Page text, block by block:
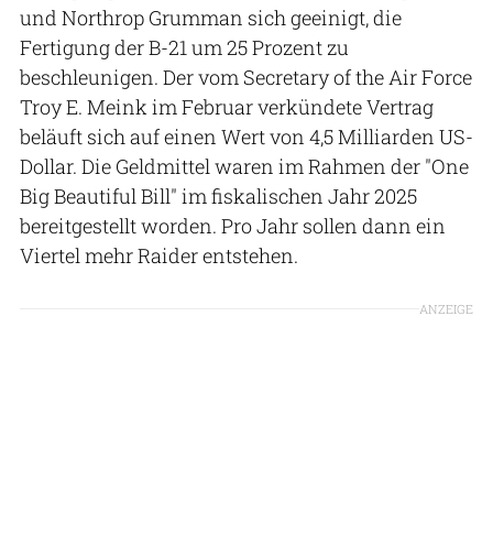
und Northrop Grumman sich geeinigt, die
Fertigung der B-21 um 25 Prozent zu
beschleunigen. Der vom Secretary of the Air Force
Troy E. Meink im Februar verkündete Vertrag
beläuft sich auf einen Wert von 4,5 Milliarden US-
Dollar. Die Geldmittel waren im Rahmen der "One
Big Beautiful Bill" im fiskalischen Jahr 2025
bereitgestellt worden. Pro Jahr sollen dann ein
Viertel mehr Raider entstehen.
ANZEIGE